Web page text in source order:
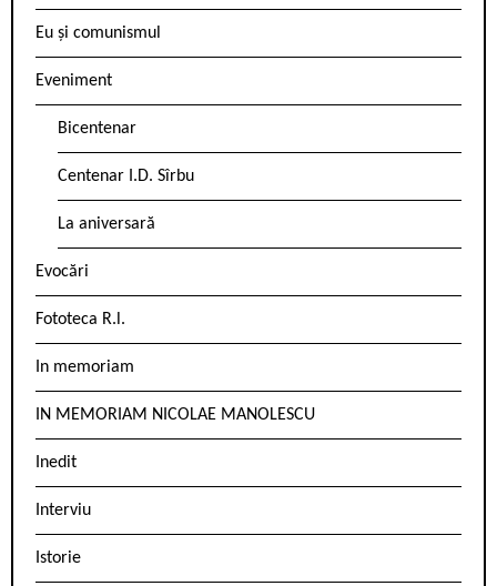
Eu și comunismul
Eveniment
Bicentenar
Centenar I.D. Sîrbu
La aniversară
Evocări
Fototeca R.l.
In memoriam
IN MEMORIAM NICOLAE MANOLESCU
Inedit
Interviu
Istorie